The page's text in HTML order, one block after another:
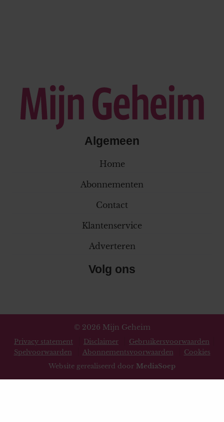
Algemeen
Home
Abonnementen
Contact
Klantenservice
Adverteren
Volg ons
© 2026 Mijn Geheim
Privacy statement Disclaimer
Gebruikersvoorwaarden
Spelvoorwaarden
Abonnementsvoorwaarden
Cookies
Website gerealiseerd door MediaSoep